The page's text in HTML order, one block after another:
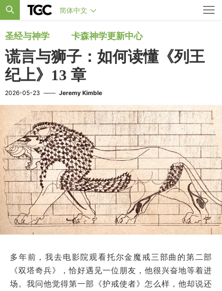
简体中文
圣经与神学 卡森神学更新中心
谎言与狮子：如何读懂《列王
纪上》13 章
2026-05-23 —— Jeremy Kimble
多年前，我去电影院观看托尔金魔戒三部曲的第二部
《双塔奇兵》，恰好遇见一位朋友，他很兴奋地等着进
场。我问他觉得第一部《护戒使者》怎么样，他却说还